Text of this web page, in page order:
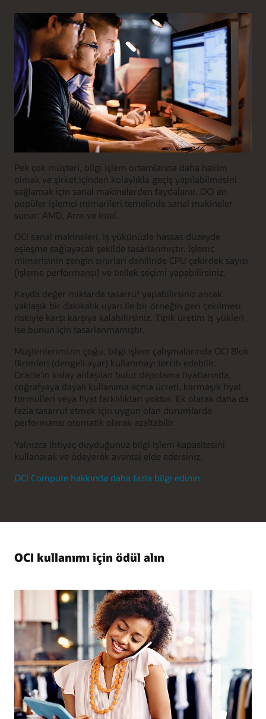
Pek çok müşteri, bilgi işlem ortamlarına daha hakim
olmak ve şirket içinden kolaylıkla geçiş yapılabilmesini
sağlamak için sanal makinelerden faydalanır. OCI en
popüler işlemci mimarileri temelinde sanal makineler
sunar: AMD, Arm ve Intel.
OCI sanal makineleri, iş yükünüzle hassas düzeyde
eşleşme sağlayacak şekilde tasarlanmıştır. İşlemc
mimarisinin zengin sınırları dahilinde CPU çekirdek sayısı
(işleme performansı) ve bellek seçimi yapabilirsiniz.
Kayda değer miktarda tasarruf yapabilirsiniz ancak
yaklaşık bir dakikalık uyarı ile bir örneğin geri çekilmesi
riskiyle karşı karşıya kalabilirsiniz. Tipik üretim iş yükleri
ise bunun için tasarlanmamıştır.
Müşterilerimizin çoğu, bilgi işlem çalışmalarında OCI Blok
Birimleri (dengeli ayar) kullanmayı tercih edebilir.
Oracle'ın kolay anlaşılan bulut depolama fiyatlarında,
coğrafyaya dayalı kullanıma açma ücreti, karmaşık fiyat
formülleri veya fiyat farklılıkları yoktur. Ek olarak daha da
fazla tasarruf etmek için uygun olan durumlarda
performansı otomatik olarak azaltabilir.
Yalnızca ihtiyaç duyduğunuz bilgi işlem kapasitesini
kullanarak ve ödeyerek avantaj elde edersiniz.
OCI Compute hakkında daha fazla bilgi edinin
OCI kullanımı için ödül alın